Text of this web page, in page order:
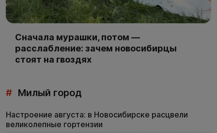
Сначала мурашки, потом —
расслабление: зачем новосибирцы
стоят на гвоздях
# Милый город
Настроение августа: в Новосибирске расцвели
великолепные гортензии